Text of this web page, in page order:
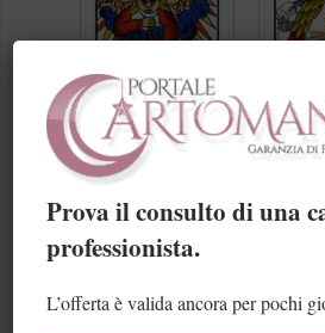
Prova il consulto di una
professionista.
L’offerta è valida ancora per pochi